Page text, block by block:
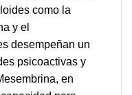
como la
y el
desempeñan un
psicoactivas y
en